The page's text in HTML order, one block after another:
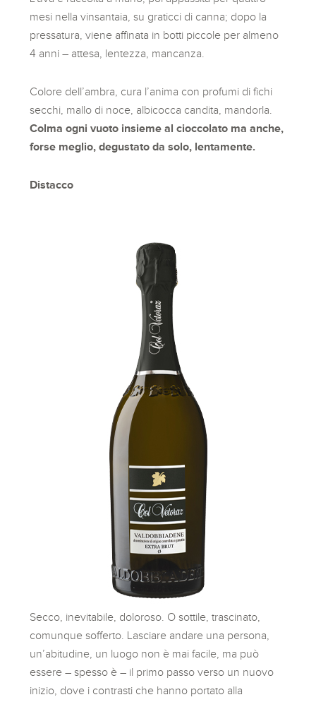
mesi nella vinsantaia, su graticci di canna; dopo la
pressatura, viene affinata in botti piccole per almeno
4 anni – attesa, lentezza, mancanza.
Colore dell’ambra, cura l’anima con profumi di fichi
secchi, mallo di noce, albicocca candita, mandorla.
Colma ogni vuoto insieme al cioccolato ma anche,
forse meglio, degustato da solo, lentamente.
Distacco
Secco, inevitabile, doloroso. O sottile, trascinato,
comunque sofferto. Lasciare andare una persona,
un’abitudine, un luogo non è mai facile, ma può
essere – spesso è – il primo passo verso un nuovo
inizio, dove i contrasti che hanno portato alla